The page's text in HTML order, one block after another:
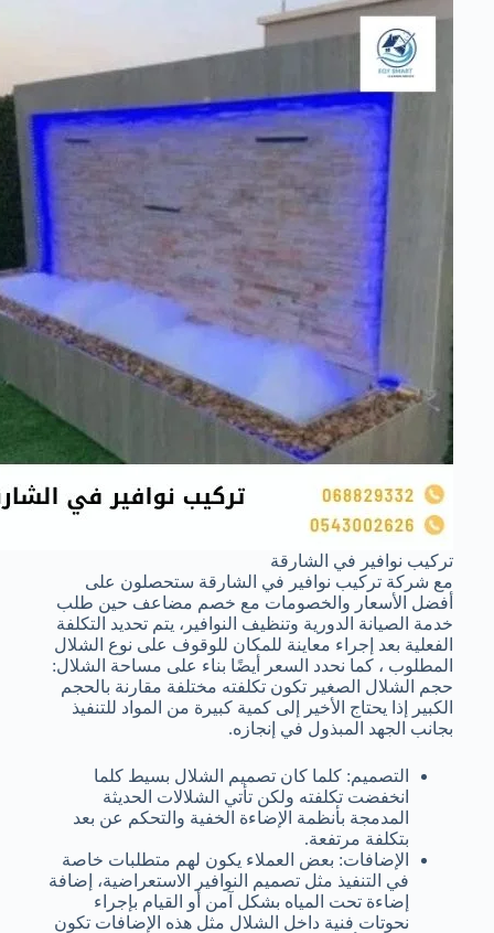
تركيب نوافير في الشارقة
مع شركة تركيب نوافير في الشارقة ستحصلون على
أفضل الأسعار والخصومات مع خصم مضاعف حين طلب
خدمة الصيانة الدورية وتنظيف النوافير، يتم تحديد التكلفة
الفعلية بعد إجراء معاينة للمكان للوقوف على نوع الشلال
المطلوب ، كما نحدد السعر أيضًا بناء على مساحة الشلال:
حجم الشلال الصغير تكون تكلفته مختلفة مقارنة بالحجم
الكبير إذا يحتاج الأخير إلى كمية كبيرة من المواد للتنفيذ
بجانب الجهد المبذول في إنجازه.
التصميم: كلما كان تصميم الشلال بسيط كلما
انخفضت تكلفته ولكن تأتي الشلالات الحديثة
المدمجة بأنظمة الإضاءة الخفية والتحكم عن بعد
بتكلفة مرتفعة.
الإضافات: بعض العملاء يكون لهم متطلبات خاصة
في التنفيذ مثل تصميم النوافير الاستعراضية، إضافة
إضاءة تحت المياه بشكل آمن أو القيام بإجراء
نحوتات فنية داخل الشلال مثل هذه الإضافات تكون